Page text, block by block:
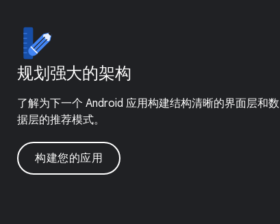
规划强大的架构
了解为下一个 Android 应用构建结构清晰的界面层和数
据层的推荐模式。
构建您的应用